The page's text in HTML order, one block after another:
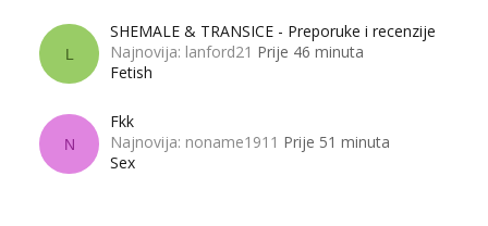
L
SHEMALE & TRANSICE - Preporuke i recenzije
Najnovija: lanford21 Prije 46 minuta
Fetish
N
Fkk
Najnovija: noname1911 Prije 51 minuta
Sex